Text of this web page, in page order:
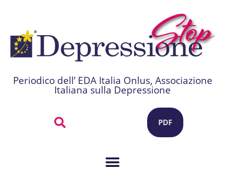
Periodico dell’ EDA Italia Onlus, Associazione
Italiana sulla Depressione
PDF